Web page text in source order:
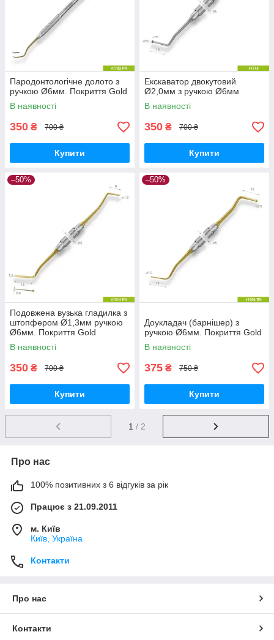
Пародонтологічне долото з
ручкою Ø6мм. Покриття Gold
В наявності
350 ₴ 700 ₴
Купити
Екскаватор двокутовий
Ø2,0мм з ручкою Ø6мм
В наявності
350 ₴ 700 ₴
Купити
–50%
Подовжена вузька гладилка з
штопфером Ø1,3мм ручкою
Ø6мм. Покриття Gold
В наявності
350 ₴ 700 ₴
Купити
–50%
Доукладач (барнішер) з
ручкою Ø6мм. Покриття Gold
В наявності
375 ₴ 750 ₴
Купити
1 / 2
Про нас
100% позитивних з 6 відгуків за рік
Працює з 21.09.2011
м. Київ
Київ, Україна
Контакти
Про нас
Контакти